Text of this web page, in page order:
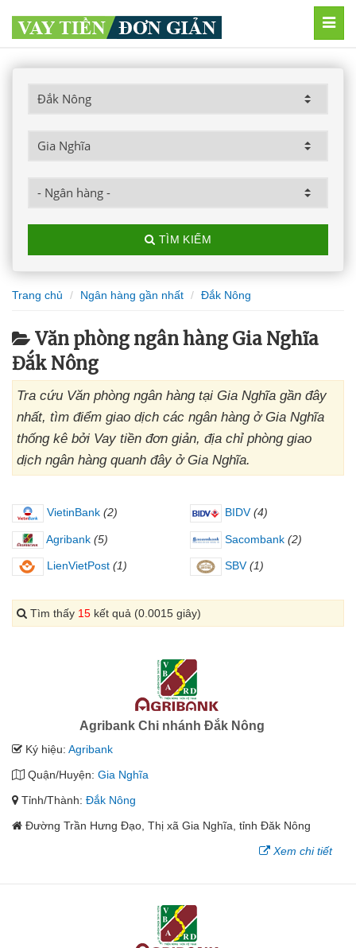
TÌM KIẾM
Trang chủ Ngân hàng gần nhất Đắk Nông
Văn phòng ngân hàng Gia Nghĩa
Đắk Nông
Tra cứu Văn phòng ngân hàng tại Gia Nghĩa gần đây
nhất, tìm điểm giao dịch các ngân hàng ở Gia Nghĩa
thống kê bởi Vay tiền đơn giản, địa chỉ phòng giao
dịch ngân hàng quanh đây ở Gia Nghĩa.
VietinBank (2) BIDV (4)
Agribank (5) Sacombank (2)
LienVietPost (1) SBV (1)
Tìm thấy 15 kết quả (0.0015 giây)
Agribank Chi nhánh Đắk Nông
Ký hiệu: Agribank
Quận/Huyện: Gia Nghĩa
Tỉnh/Thành: Đắk Nông
Đường Trần Hưng Đạo, Thị xã Gia Nghĩa, tỉnh Đăk Nông
Xem chi tiết